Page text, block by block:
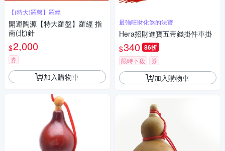
【(特大)羅盤】羅經
開運陶源【特大羅盤】羅經 指
南(北)針
$2,000
券
加入購物車
最強旺財化煞的法寶
Hera招財進寶五帝錢掛件車掛
$340 86折
限時下殺 券
加入購物車